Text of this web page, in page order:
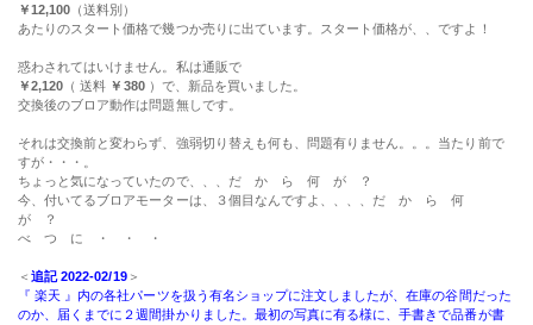
￥12,100 （送料別）
あたりのスタート価格で幾つか売りに出ています。スタート価格が、、ですよ！
惑わされてはいけません。私は通販で
￥2,120 （ 送料 ￥380）で、新品を買いました。
交換後のブロア動作は問題無しです。
それは交換前と変わらず、強弱切り替えも何も、問題有りません。。。当たり前で
すが・・・。
ちょっと気になっていたので、、、だ か ら 何 が ？
今、付いてるブロアモーターは、３個目なんですよ、、、、だ か ら 何
が ？
べ つ に ・ ・ ・
＜追記 2022-02/19＞
『 楽天 』内の各社パーツを扱う有名ショップに注文しましたが、在庫の谷間だった
のか、届くまでに２週間掛かりました。最初の写真に有る様に、手書きで品番が書